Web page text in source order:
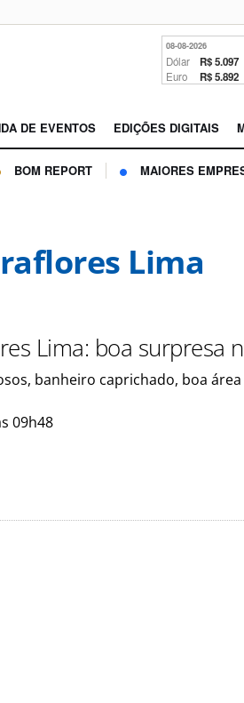
08-08-2026
Dólar R$ 5.097
Euro R$ 5.892
DE EVENTOS EDIÇÕES DIGITAIS
BOM REPORT MAIORES
Lima
Lima: boa surpresa
banheiro caprichado, boa
09h48